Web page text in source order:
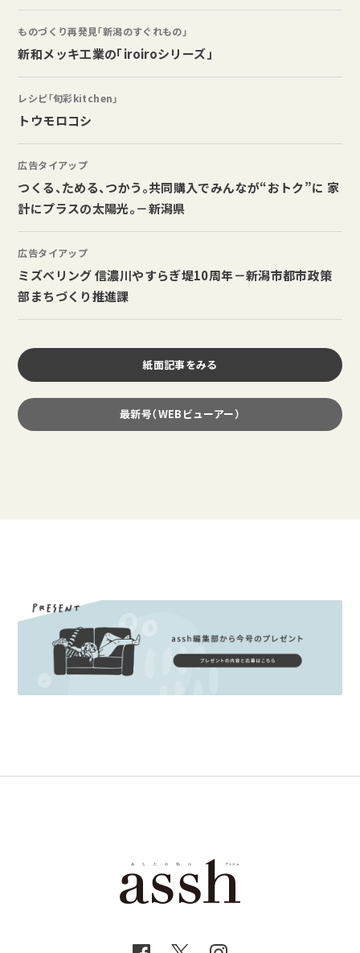
ものづくり再発見「新潟のすぐれもの」
新和メッキ工業の「iroiroシリーズ」
レシピ「旬彩kitchen」
トウモロコシ
広告タイアップ
つくる、ためる、つかう。共同購入でみんなが“おトク”に 家
計にプラスの太陽光。－新潟県
広告タイアップ
ミズベリング 信濃川やすらぎ堤10周年－新潟市都市政策
部まちづくり推進課
紙面記事をみる
最新号（WEBビューアー）